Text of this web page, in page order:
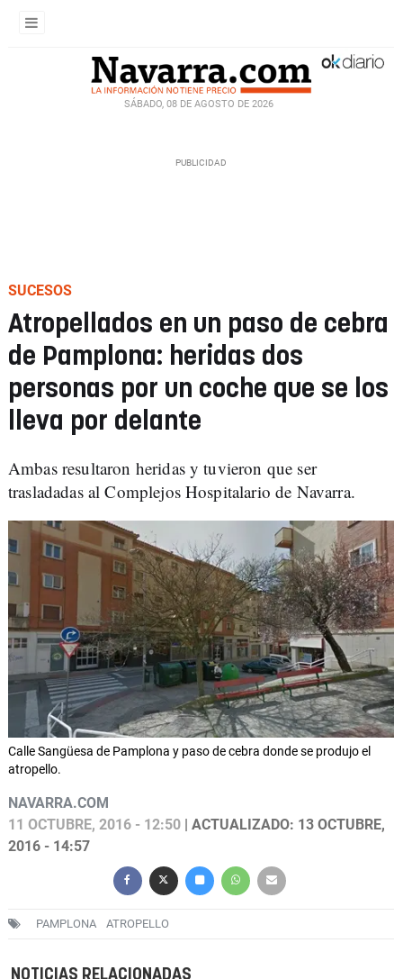
SÁBADO, 08 DE AGOSTO DE 2026
SUCESOS
Atropellados en un paso de cebra
de Pamplona: heridas dos
personas por un coche que se los
lleva por delante
Ambas resultaron heridas y tuvieron que ser
trasladadas al Complejos Hospitalario de Navarra.
Calle Sangüesa de Pamplona y paso de cebra donde se produjo el
atropello.
NAVARRA.COM
11 OCTUBRE, 2016 - 12:50 | ACTUALIZADO: 13 OCTUBRE,
2016 - 14:57
PAMPLONA ATROPELLO
NOTICIAS RELACIONADAS